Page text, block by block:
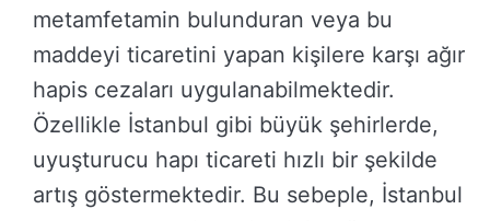
metamfetamin bulunduran veya bu
maddeyi ticaretini yapan kişilere karşı ağır
hapis cezaları uygulanabilmektedir.
Özellikle İstanbul gibi büyük şehirlerde,
uyuşturucu hapı ticareti hızlı bir şekilde
artış göstermektedir. Bu sebeple, İstanbul